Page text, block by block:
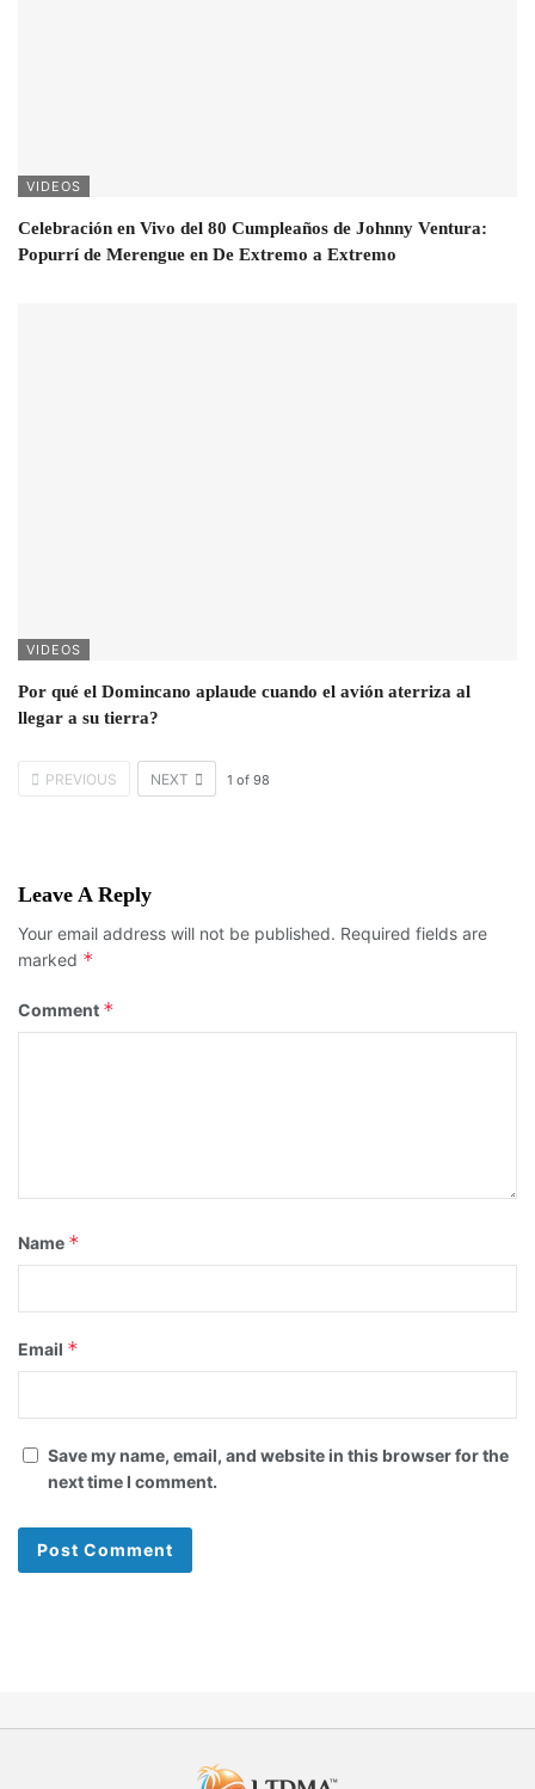
VIDEOS
Celebración en Vivo del 80 Cumpleaños de Johnny Ventura:
Popurrí de Merengue en De Extremo a Extremo
VIDEOS
Por qué el Domincano aplaude cuando el avión aterriza al
llegar a su tierra?
PREVIOUS NEXT 1 of 98
Leave A Reply
Your email address will not be published. Required fields are
marked *
Comment *
Name *
Email *
Save my name, email, and website in this browser for the
next time I comment.